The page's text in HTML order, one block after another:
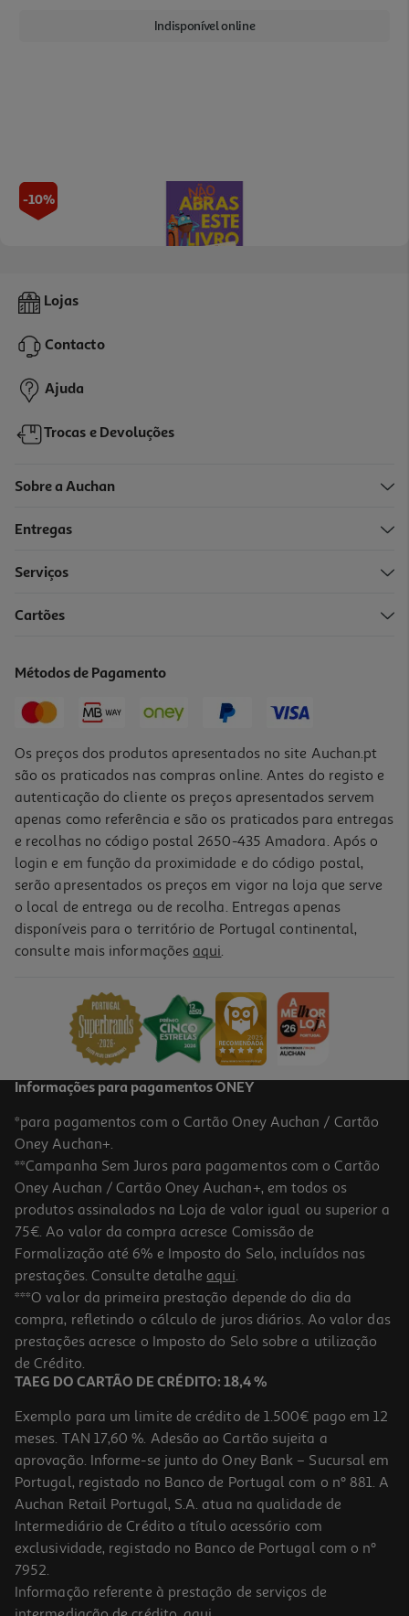
Indisponível online
-10%
Livro Não Abras Este Livro Senão...
12,90 € PVP de editor
11,61 €
-10%
13,95 € PVP de editor
-10%
Livro Guerreiras Do K-Pop: Pelos Fãs! Angela Song
PVP de editor
10,76 €
5.0
Livro És Uma Rapariga Fantástica
9.99 €/un
11,10 € PVP de editor
9,99 €
-10%
Lojas
Contacto
Ajuda
Trocas e Devoluções
Sobre a Auchan
Entregas
Serviços
Cartões
Métodos de Pagamento
Os preços dos produtos apresentados no site Auchan.pt
são os praticados nas compras online. Antes do registo e
autenticação do cliente os preços apresentados servem
apenas como referência e são os praticados para entregas
e recolhas no código postal 2650-435 Amadora. Após o
login e em função da proximidade e do código postal,
serão apresentados os preços em vigor na loja que serve
o local de entrega ou de recolha. Entregas apenas
disponíveis para o território de Portugal continental,
consulte mais informações aqui.
Informações para pagamentos ONEY
*para pagamentos com o Cartão Oney Auchan / Cartão
Oney Auchan+.
**Campanha Sem Juros para pagamentos com o Cartão
Oney Auchan / Cartão Oney Auchan+, em todos os
produtos assinalados na Loja de valor igual ou superior a
75€. Ao valor da compra acresce Comissão de
Formalização até 6% e Imposto do Selo, incluídos nas
prestações. Consulte detalhe aqui.
***O valor da primeira prestação depende do dia da
compra, refletindo o cálculo de juros diários. Ao valor das
prestações acresce o Imposto do Selo sobre a utilização
de Crédito.
TAEG DO CARTÃO DE CRÉDITO: 18,4 %
Exemplo para um limite de crédito de 1.500€ pago em 12
meses. TAN 17,60 %. Adesão ao Cartão sujeita a
aprovação. Informe-se junto do Oney Bank – Sucursal em
Portugal, registado no Banco de Portugal com o nº 881. A
Auchan Retail Portugal, S.A. atua na qualidade de
Intermediário de Crédito a título acessório com
exclusividade, registado no Banco de Portugal com o nº
7952.
Informação referente à prestação de serviços de